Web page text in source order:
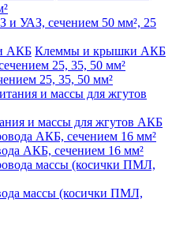
и УАЗ, сечением 50 мм², 25
Клеммы и крышки АКБ
25, 35, 50 мм²
и массы для жгутов АКБ
АКБ, сечением 16 мм²
массы (косички ПМЛ,